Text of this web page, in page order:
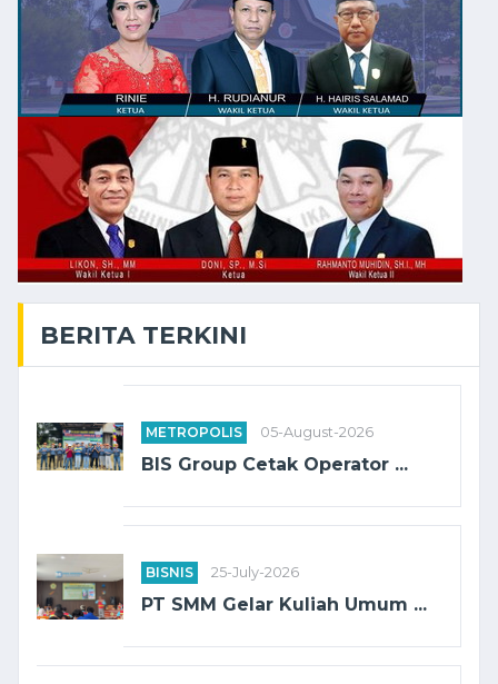
BERITA TERKINI
METROPOLIS 05-August-2026
BIS Group Cetak Operator ...
BISNIS 25-July-2026
PT SMM Gelar Kuliah Umum ...